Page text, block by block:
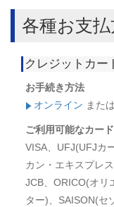
各種お支
クレジットカー
お手続き方法
オンライン または
ご利用可能なカー
VISA、UFJ(UFJカ
カン・エキスプレ
JCB、ORICO(オリ
ター)、SAISON(セ